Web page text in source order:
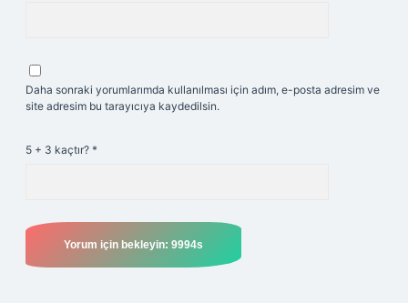
Daha sonraki yorumlarımda kullanılması için adım, e-posta adresim ve
site adresim bu tarayıcıya kaydedilsin.
5 + 3 kaçtır? *